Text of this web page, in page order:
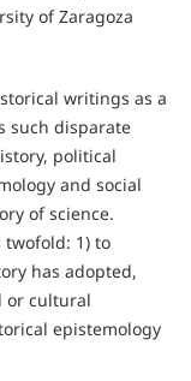
of Zaragoza
writings as a
such disparate
political
and social
of science.
1) to
has adopted,
or cultural
epistemology